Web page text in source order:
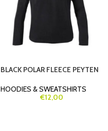
BLACK POLAR FLEECE PEYTEN
HOODIES & SWEATSHIRTS
€12,00